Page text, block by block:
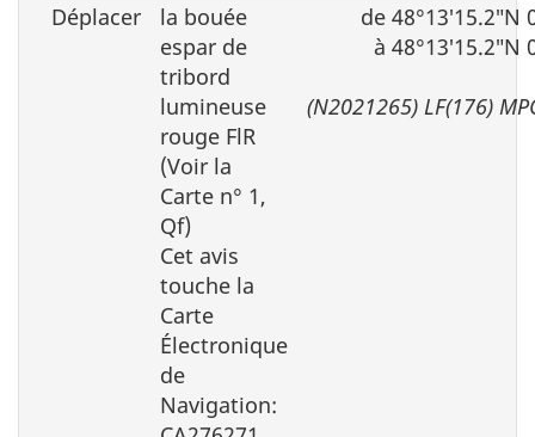
Déplacer
la bouée
espar de
tribord
lumineuse
rouge FlR
(Voir la
Carte n° 1,
Qf)
Cet avis
touche la
Carte
Électronique
de
Navigation:
de 48°13′15.2″N
à 48°13′15.2″N
(N2021265) LF(176)